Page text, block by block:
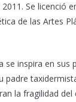
Se licenció
de las Artes
se inspira en sus
padre
la fragilidad del